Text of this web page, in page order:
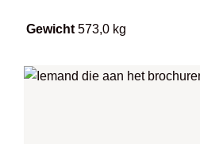
Gewicht 573,0 kg